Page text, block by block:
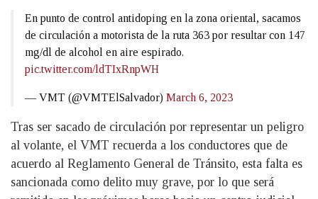
En punto de control antidoping en la zona oriental, sacamos
de circulación a motorista de la ruta 363 por resultar con 147
mg/dl de alcohol en aire espirado.
pic.twitter.com/ldTIxRnpWH
— VMT (@VMTElSalvador) March 6, 2023
Tras ser sacado de circulación por representar un peligro
al volante, el VMT recuerda a los conductores que de
acuerdo al Reglamento General de Tránsito, esta falta es
sancionada como delito muy grave, por lo que será